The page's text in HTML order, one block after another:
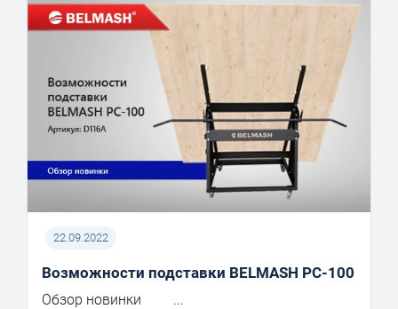
22.09.2022
Возможности подставки BELMASH PC-100
Обзор новинки ...